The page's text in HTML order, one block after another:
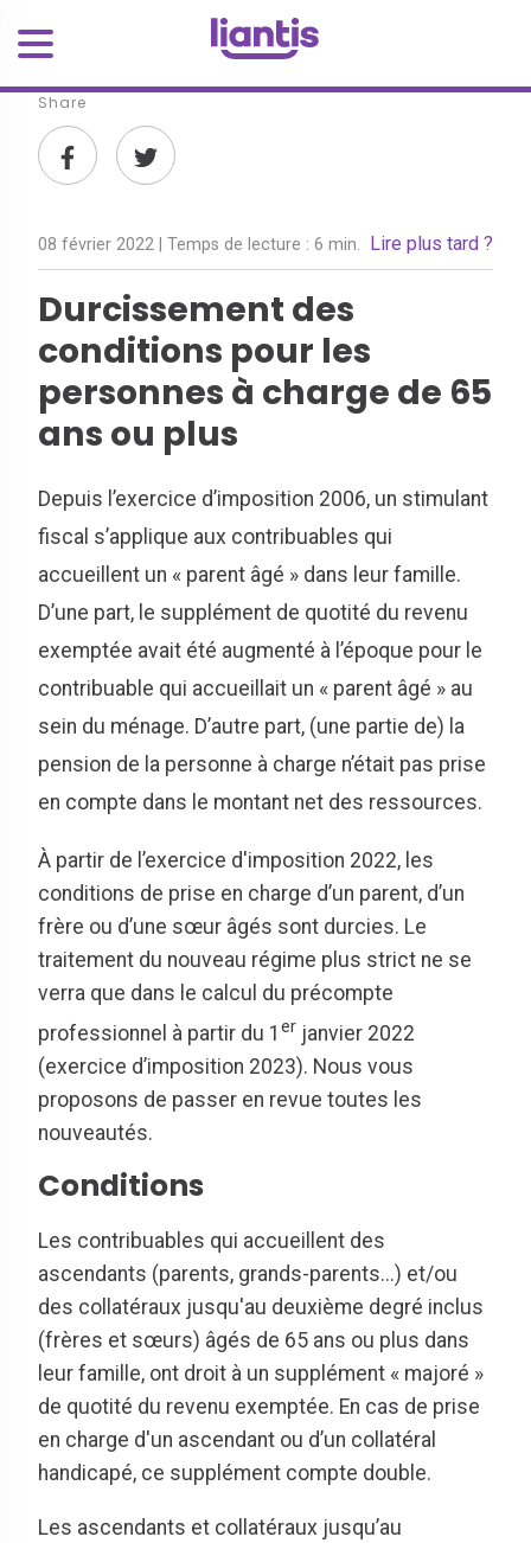
Share
08 février 2022 | Temps de lecture : 6 min. Lire plus tard ?
Durcissement des
conditions pour les
personnes à charge de 65
ans ou plus
Depuis l’exercice d’imposition 2006, un stimulant
fiscal s’applique aux contribuables qui
accueillent un « parent âgé » dans leur famille.
D’une part, le supplément de quotité du revenu
exemptée avait été augmenté à l’époque pour le
contribuable qui accueillait un « parent âgé » au
sein du ménage. D’autre part, (une partie de) la
pension de la personne à charge n’était pas prise
en compte dans le montant net des ressources.
À partir de l’exercice d'imposition 2022, les
conditions de prise en charge d’un parent, d’un
frère ou d’une sœur âgés sont durcies. Le
traitement du nouveau régime plus strict ne se
verra que dans le calcul du précompte
professionnel à partir du 1 er janvier 2022
(exercice d’imposition 2023). Nous vous
proposons de passer en revue toutes les
nouveautés.
Conditions
Les contribuables qui accueillent des
ascendants (parents, grands-parents...) et/ou
des collatéraux jusqu'au deuxième degré inclus
(frères et sœurs) âgés de 65 ans ou plus dans
leur famille, ont droit à un supplément « majoré »
de quotité du revenu exemptée. En cas de prise
en charge d'un ascendant ou d’un collatéral
handicapé, ce supplément compte double.
Les ascendants et collatéraux jusqu’au